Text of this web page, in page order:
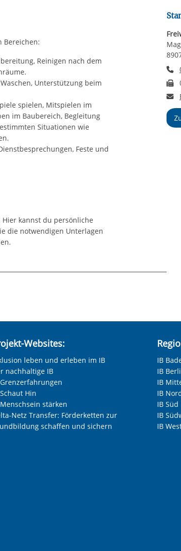
Bereichen:
Reinigen nach dem
Unterstützung beim
spielen, Mitspielen im
im Baubereich, Begleitung
Situationen wie
Feste und
Hier kannst du persönliche
die notwendigen Unterlagen
Websites:
leben und erleben im IB
nachhaltige IB
Hin
stärken
Netz Transfer: Förderketten zur
schaffen und sichern
IB
IB
IB
IB
IB Süd
IB
IB
Seite der IB-
Seite des
Seite des
Xing-Seite des
Kununu-